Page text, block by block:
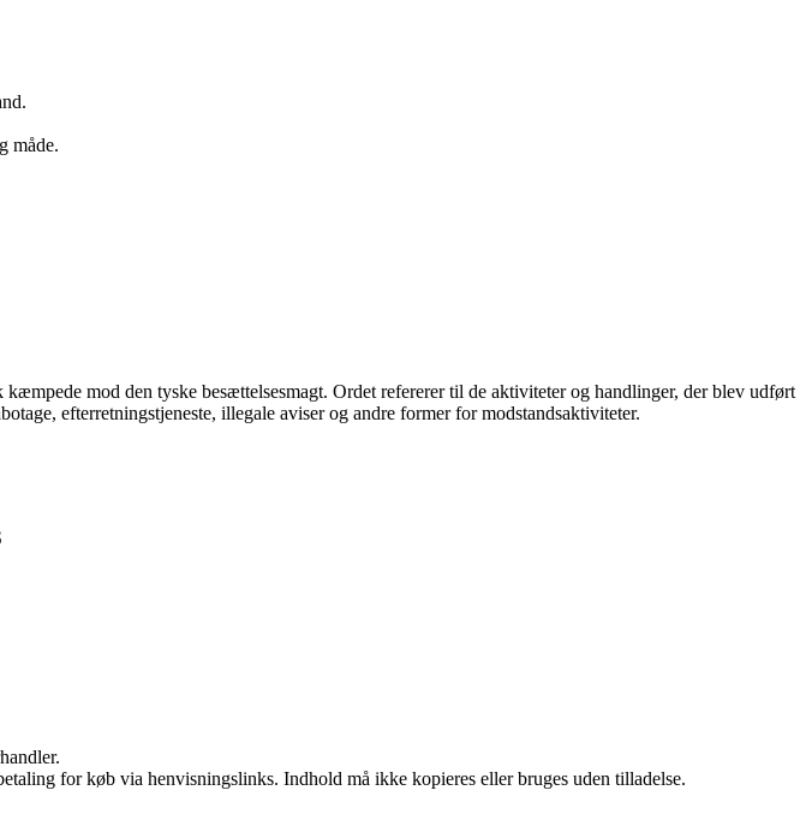
måde.
mod den tyske besættelsesmagt. Ordet refererer til de aktiviteter og handlinger, der blev udført
efterretningstjeneste, illegale aviser og andre former for modstandsaktiviteter.
for køb via henvisningslinks. Indhold må ikke kopieres eller bruges uden tilladelse.